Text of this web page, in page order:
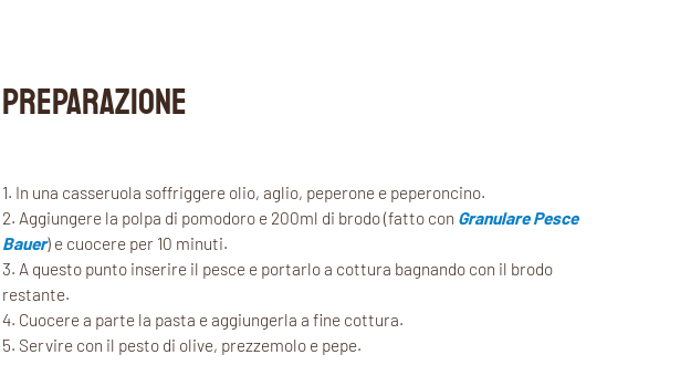
PREPARAZIONE
1. In una casseruola soffriggere olio, aglio, peperone e peperoncino.
2. Aggiungere la polpa di pomodoro e 200ml di brodo (fatto con Granulare Pesce
Bauer) e cuocere per 10 minuti.
3. A questo punto inserire il pesce e portarlo a cottura bagnando con il brodo
restante.
4. Cuocere a parte la pasta e aggiungerla a fine cottura.
5. Servire con il pesto di olive, prezzemolo e pepe.